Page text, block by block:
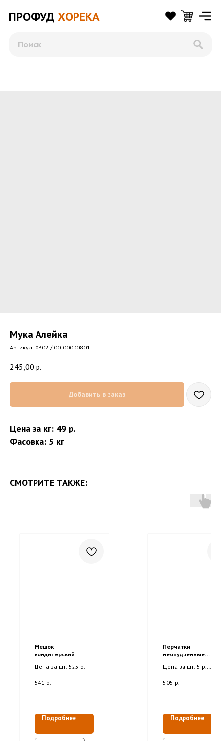
ПРОФУД ХОРЕКА
Поиск
Мука Алейка
Артикул: 0302 / 00-00000801
245,00 р.
Добавить в заказ
Цена за кг: 49 р.
Фасовка: 5 кг
СМОТРИТЕ ТАКЖЕ:
Мешок
кондитерский
Цена за шт: 525 р.
541 р.
Подробнее
Перчатки
неопудренные
размер L
Цена за шт: 5 р.
505 р.
Подробнее